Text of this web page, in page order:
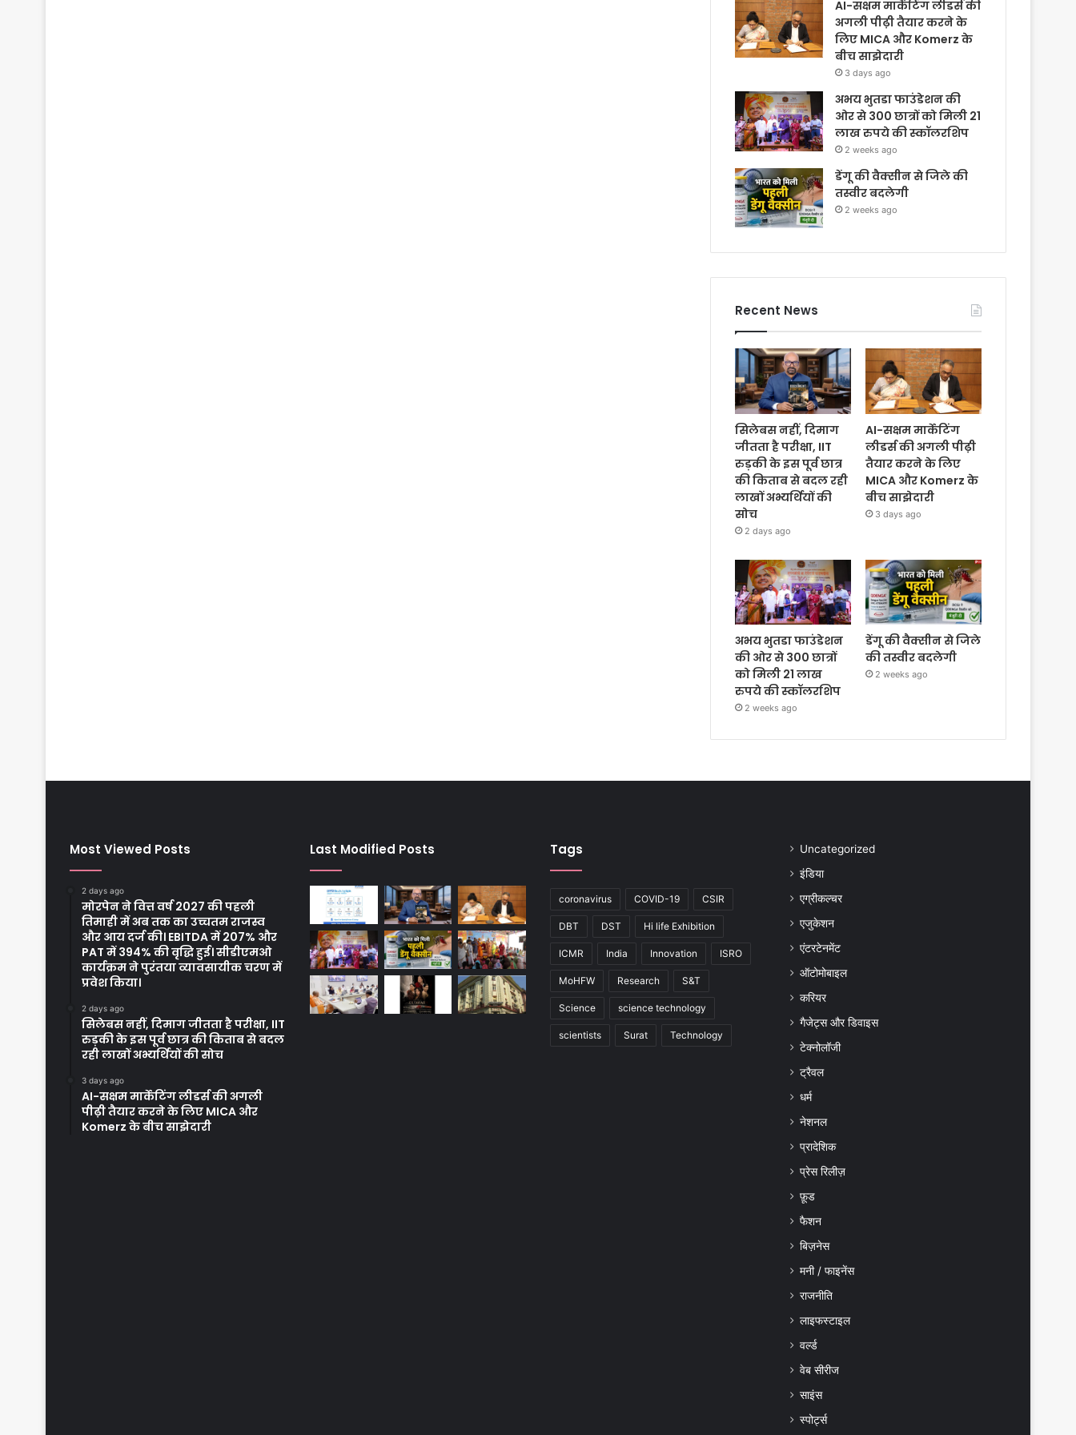
AI-सक्षम मार्केटिंग लीडर्स की
अगली पीढ़ी तैयार करने के
लिए MICA और Komerz के
बीच साझेदारी
3 days ago
अभय भुतडा फाउंडेशन की
ओर से 300 छात्रों को मिली 21
लाख रुपये की स्कॉलरशिप
2 weeks ago
डेंगू की वैक्सीन से जिले की
तस्वीर बदलेगी
2 weeks ago
Recent News
सिलेबस नहीं, दिमाग
जीतता है परीक्षा, IIT
रुड़की के इस पूर्व छात्र
की किताब से बदल रही
लाखों अभ्यर्थियों की
सोच
2 days ago
AI-सक्षम मार्केटिंग
लीडर्स की अगली पीढ़ी
तैयार करने के लिए
MICA और Komerz के
बीच साझेदारी
3 days ago
अभय भुतडा फाउंडेशन
की ओर से 300 छात्रों
को मिली 21 लाख
रुपये की स्कॉलरशिप
2 weeks ago
डेंगू की वैक्सीन से जिले
की तस्वीर बदलेगी
2 weeks ago
Most Viewed Posts
2 days ago
मोरपेन ने वित्त वर्ष 2027 की पहली
तिमाही में अब तक का उच्चतम राजस्व
और आय दर्ज की। EBITDA में 207% और
PAT में 394% की वृद्धि हुई। सीडीएमओ
कार्यक्रम ने पुरंतया व्यावसायीक चरण में
प्रवेश किया।
2 days ago
सिलेबस नहीं, दिमाग जीतता है परीक्षा, IIT
रुड़की के इस पूर्व छात्र की किताब से बदल
रही लाखों अभ्यर्थियों की सोच
3 days ago
AI-सक्षम मार्केटिंग लीडर्स की अगली
पीढ़ी तैयार करने के लिए MICA और
Komerz के बीच साझेदारी
Last Modified Posts Tags
coronavirus COVID-19 CSIR
DBT DST Hi life Exhibition
ICMR India Innovation ISRO
MoHFW Research S&T
Science science technology
scientists Surat Technology
Uncategorized
इंडिया
एग्रीकल्चर
एजुकेशन
एंटरटेनमेंट
ऑटोमोबाइल
करियर
गैजेट्स और डिवाइस
टेक्नोलॉजी
ट्रैवल
धर्म
नेशनल
प्रादेशिक
प्रेस रिलीज़
फ़ूड
फैशन
बिज़नेस
मनी / फाइनेंस
राजनीति
लाइफस्टाइल
वर्ल्ड
वेब सीरीज
साइंस
स्पोर्ट्स